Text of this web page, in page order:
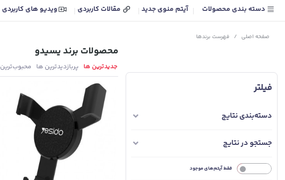
دسته بندی محصولات آیتم منوی جدید مقالات کاربردی ویدیو های کاربردی
صفحه اصلی / فهرست برندها
فیلتر
دسته‌بندی نتایج
جستجو در نتایج
فقط آیتم‌های موجود
محصولات برند یسیدو
جدیدترین ها پربازدیدترین ها محبوب‌‌ترین